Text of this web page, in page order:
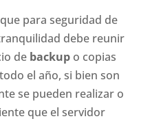
para seguridad de
debe reunir
de backupo copias
el año, si bien son
se pueden realizar o
que el servidor